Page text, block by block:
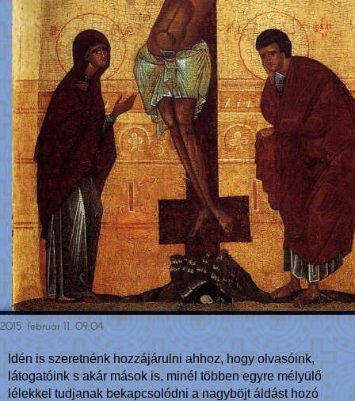
2015. február 11. 09:04
Idén is szeretnénk hozzájárulni ahhoz, hogy olvasóink,
látogatóink s akár mások is, minél többen egyre mélyülő
lélekkel tudjanak bekapcsolódni a nagyböjt áldást hozó